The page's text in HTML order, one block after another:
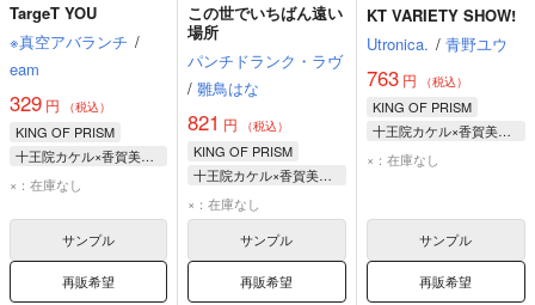
TargeT YOU
※真空アバランチ /
eam
329 円 （税込）
KING OF PRISM
十王院カケル×香賀美タイガ
香賀美タイガ
×：在庫なし
サンプル
再販希望
この世でいちばん遠い
場所
パンチドランク・ラヴ
/ 雛鳥はな
821 円 （税込）
KING OF PRISM
十王院カケル×香賀美タイガ
十王院カケル
香賀美タイガ
×：在庫なし
サンプル
再販希望
KT VARIETY SHOW!
Utronica. / 青野ユウ
763円 （税込）
KING OF PRISM
十王院カケル×香賀美タイガ
香賀美タイガ
×：在庫なし
サンプル
再販希望